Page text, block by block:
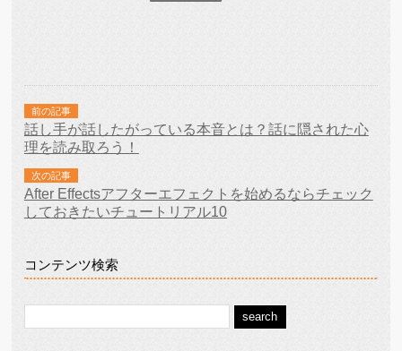
前の記事
話し手が話したがっている本音とは？話に隠された心
理を読み取ろう！
次の記事
After Effectsアフターエフェクトを始めるならチェック
しておきたいチュートリアル10
コンテンツ検索